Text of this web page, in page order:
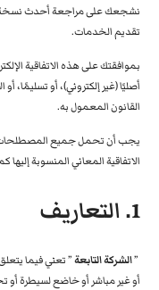
نشجعك على مراجعة أحدث نسخة
تقديم الخدمات.
بموافقتك على هذه الاتفاقية
أصليًا (غير إلكتروني)، أو تسليمًا،
القانون المعمول به.
يجب أن تحمل جميع المصطلحات
الاتفاقية المعاني المنسوبة
1. التعاريف
”الشركة التابعة” تعني فيما
أو غير مباشر أو خاضع لسيطرة